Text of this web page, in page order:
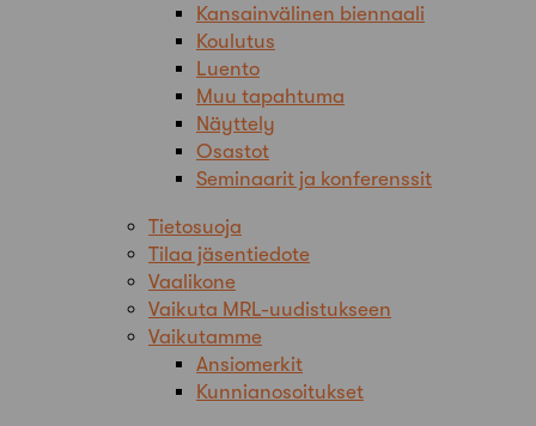
Kansainvälinen biennaali
Koulutus
Luento
Muu tapahtuma
Näyttely
Osastot
Seminaarit ja konferenssit
Tietosuoja
Tilaa jäsentiedote
Vaalikone
Vaikuta MRL-uudistukseen
Vaikutamme
Ansiomerkit
Kunnianosoitukset